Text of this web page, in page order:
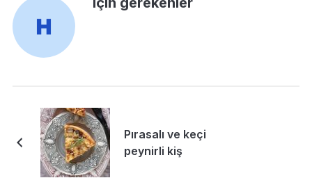
Pırasalı ve keçi
peynirli kiş